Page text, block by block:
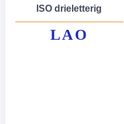
ISO drieletterig
LAO